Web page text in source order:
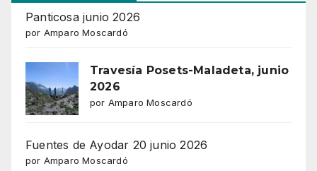
Panticosa junio 2026
por Amparo Moscardó
Travesía Posets-Maladeta, junio
2026
por Amparo Moscardó
Fuentes de Ayodar 20 junio 2026
por Amparo Moscardó